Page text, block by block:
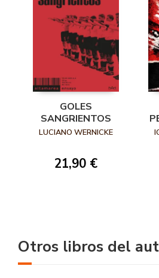
GOLES
SANGRIENTOS
LUCIANO WERNICKE
21,90 €
Otros libros del